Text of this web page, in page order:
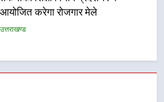
BLO और फील्ड स्टॉफ को प्रोत्साहित करें